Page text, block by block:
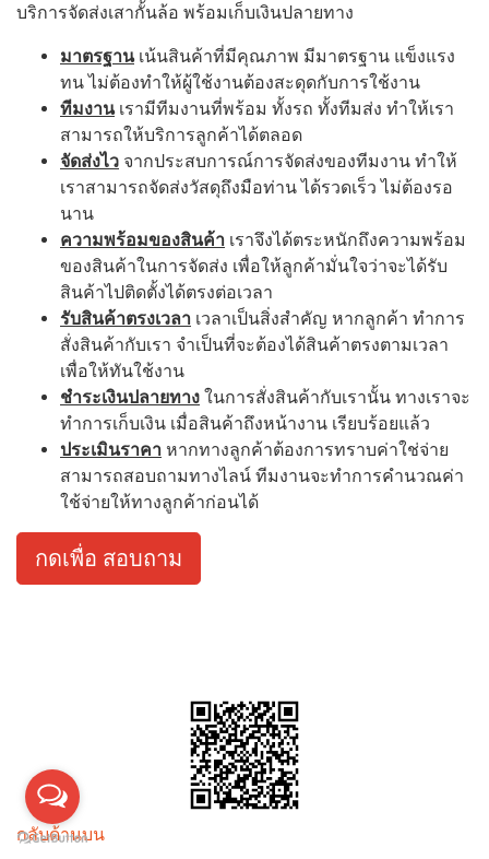
บริการจัดส่งเสากั้นล้อ พร้อมเก็บเงินปลายทาง
มาตรฐานเน้นสินค้าที่มีคุณภาพ มีมาตรฐาน แข็งแรง
ทน ไม่ต้องทำให้ผู้ใช้งานต้องสะดุดกับการใช้งาน
ทีมงานเรามีทีมงานที่พร้อม ทั้งรถ ทั้งทีมส่ง ทำให้เรา
สามารถให้บริการลูกค้าได้ตลอด
จัดส่งไว จากประสบการณ์การจัดส่งของทีมงาน ทำให้
เราสามารถจัดส่งวัสดุถึงมือท่าน ได้รวดเร็ว ไม่ต้องรอ
นาน
ความพร้อมของสินค้า เราจึงได้ตระหนักถึงความพร้อม
ของสินค้าในการจัดส่ง เพื่อให้ลูกค้ามั่นใจว่าจะได้รับ
สินค้าไปติดตั้งได้ตรงต่อเวลา
รับสินค้าตรงเวลา เวลาเป็นสิ่งสำคัญ หากลูกค้า ทำการ
สั่งสินค้ากับเรา จำเป็นที่จะต้องได้สินค้าตรงตามเวลา
เพื่อให้ทันใช้งาน
ชำระเงินปลายทาง ในการสั่งสินค้ากับเรานั้น ทางเราจะ
ทำการเก็บเงิน เมื่อสินค้าถึงหน้างาน เรียบร้อยแล้ว
ประเมินราคา หากทางลูกค้าต้องการทราบค่าใช่จ่าย
สามารถสอบถามทางไลน์ ทีมงานจะทำการคำนวณค่า
ใช้จ่ายให้ทางลูกค้าก่อนได้
กดเพื่อ สอบถาม
กลับด้านบน